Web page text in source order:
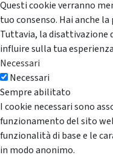
Questi cookie verranno
tuo consenso. Hai anche
Tuttavia, la disattivazione
influire sulla tua
Necessari
Necessari
Sempre abilitato
I cookie necessari sono
funzionamento del sito
funzionalità di base e le
in modo anonimo.